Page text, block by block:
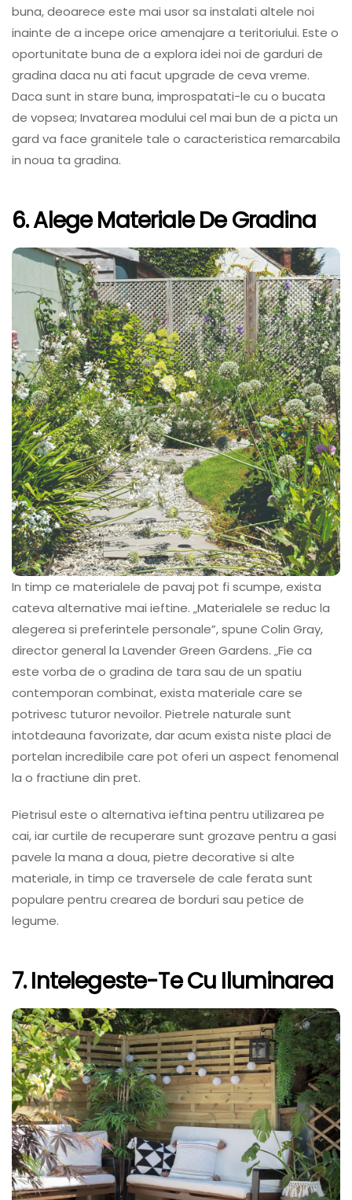
buna, deoarece este mai usor sa instalati altele noi
inainte de a incepe orice amenajare a teritoriului. Este o
oportunitate buna de a explora idei noi de garduri de
gradina daca nu ati facut upgrade de ceva vreme.
Daca sunt in stare buna, improspatati-le cu o bucata
de vopsea; Invatarea modului cel mai bun de a picta un
gard va face granitele tale o caracteristica remarcabila
in noua ta gradina.
6. Alege Materiale De Gradina
In timp ce materialele de pavaj pot fi scumpe, exista
cateva alternative mai ieftine. „Materialele se reduc la
alegerea si preferintele personale”, spune Colin Gray,
director general la Lavender Green Gardens. „Fie ca
este vorba de o gradina de tara sau de un spatiu
contemporan combinat, exista materiale care se
potrivesc tuturor nevoilor. Pietrele naturale sunt
intotdeauna favorizate, dar acum exista niste placi de
portelan incredibile care pot oferi un aspect fenomenal
la o fractiune din pret.
Pietrisul este o alternativa ieftina pentru utilizarea pe
cai, iar curtile de recuperare sunt grozave pentru a gasi
pavele la mana a doua, pietre decorative si alte
materiale, in timp ce traversele de cale ferata sunt
populare pentru crearea de borduri sau petice de
legume.
7. Intelegeste-Te Cu Iluminarea